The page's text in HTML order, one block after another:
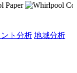
ト分析 地域分析